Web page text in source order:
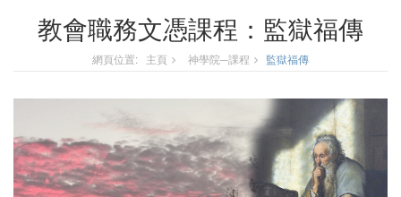
教會職務文憑課程：監獄福傳
網頁位置: 主頁 神學院─課程 監獄福傳